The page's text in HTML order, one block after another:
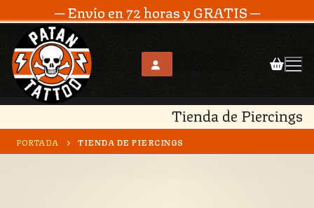
al
contenido
─ Envío en 72 horas y GRATIS ─
Tienda de Piercings
PORTADA TIENDA DE PIERCINGS